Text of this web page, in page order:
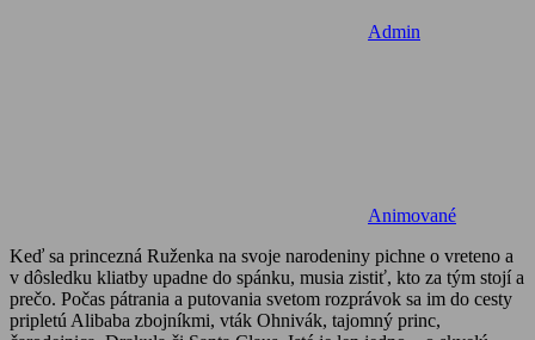
Admin
Animované
Keď sa princezná Ruženka na svoje narodeniny pichne o vreteno a
v dôsledku kliatby upadne do spánku, musia zistiť, kto za tým stojí a
prečo. Počas pátrania a putovania svetom rozprávok sa im do cesty
pripletú Alibaba zbojníkmi, vták Ohnivák, tajomný princ,